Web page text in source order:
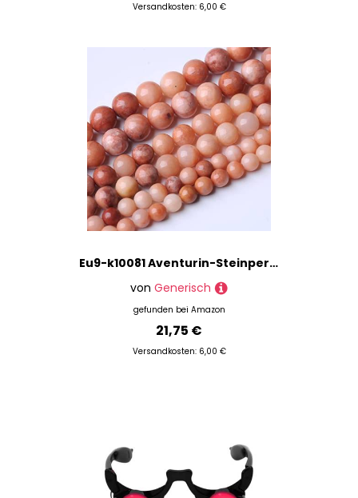
Versandkosten: 6,00 €
Eu9-k10081 Aventurin-Steinperlen für selbstgemachte Schmuckherstellung, Armbänder, Halsketten, Schmuckherstellung, 38,1 cm, 36 Stück, 10 mm
von Generisch
gefunden bei Amazon
21,75 €
Versandkosten: 6,00 €